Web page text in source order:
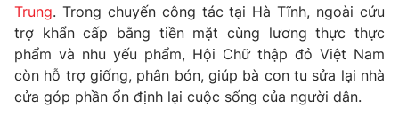
Góc doanh nghiệp
Truyền hình
Phim VTV
Hậu trường
Giải trí
Điện ảnh
Trung. Trong chuyến công tác tại Hà Tĩnh, ngoài cứu
trợ khẩn cấp bằng tiền mặt cùng lương thực thực
phẩm và nhu yếu phẩm, Hội Chữ thập đỏ Việt Nam
còn hỗ trợ giống, phân bón, giúp bà con tu sửa lại nhà
cửa góp phần ổn định lại cuộc sống của người dân.